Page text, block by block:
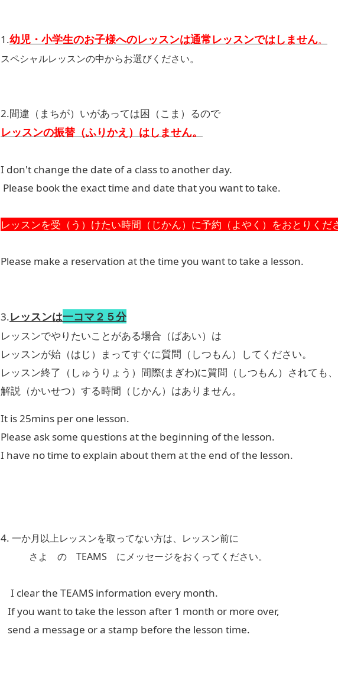
1.幼児・小学生のお子様へのレッスンは通常レッスンではしません。
スペシャルレッスンの中からお選びください。
2.間違（まちが）いがあっては困（こま）るので
レッスンの振替（ふりかえ）はしません。
I don't change the date of a class to another day.
Please book the exact time and date that you want to take.
レッスンを受（う）けたい時間（じかん）に予約（よやく）をおとりくだ
Please make a reservation at the time you want to take a lesson.
3.レッスンは一コマ２５分
レッスンでやりたいことがある場合（ばあい）は
レッスンが始（はじ）まってすぐに質問（しつもん）してください。
レッスン終了（しゅうりょう）間際(まぎわ)に質問（しつもん）されても、
解説（かいせつ）する時間（じかん）はありません。
It is 25mins per one lesson.
Please ask some questions at the beginning of the lesson.
I have no time to explain about them at the end of the lesson.
4. 一か月以上レッスンを取ってない方は、レッスン前に
さよ の TEAMS にメッセージをおくってください。
I clear the TEAMS information every month.
If you want to take the lesson after 1 month or more over,
send a message or a stamp before the lesson time.